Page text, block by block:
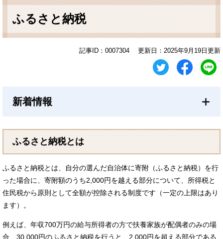
本
ふるさと納税
記事ID：0007304 更新日：2025年9月19日更新
新着情報
ふるさと納税とは
ふるさと納税とは、自分の選んだ自治体に寄附（ふるさと納税）を行
った場合に、寄附額のうち2,000円を越える部分について、所得税と
住民税から原則として全額が控除される制度です（一定の上限はあり
ます）。
例えば、年収700万円の給与所得者の方で扶養家族が配偶者のみの場
合、30,000円のふるさと納税を行うと、2,000円を超える部分である